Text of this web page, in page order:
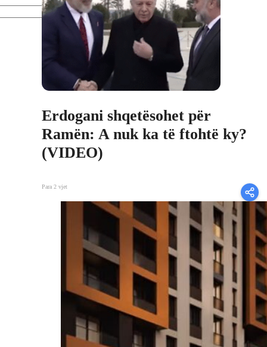
Erdogani shqetësohet për
Ramën: A nuk ka të ftohtë ky?
(VIDEO)
Para 2 vjet